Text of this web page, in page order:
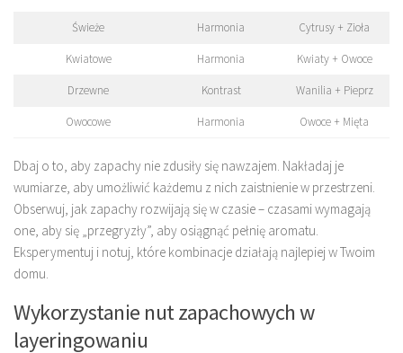
Świeże Harmonia Cytrusy + Zioła
Kwiatowe Harmonia Kwiaty + Owoce
Drzewne Kontrast Wanilia + Pieprz
Owocowe Harmonia Owoce + Mięta
Dbaj o to, aby zapachy nie zdusiły się nawzajem. Nakładaj je
wumiarze, aby umożliwić każdemu z nich zaistnienie w przestrzeni.
Obserwuj, jak zapachy rozwijają się w czasie – czasami wymagają
one, aby się „przegryzły”, aby osiągnąć pełnię aromatu.
Eksperymentuj i notuj, które kombinacje działają najlepiej w Twoim
domu.
Wykorzystanie nut zapachowych w
layeringowaniu